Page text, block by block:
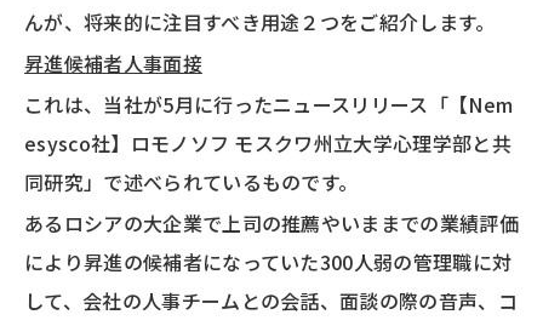
んが、将来的に注目すべき用途２つをご紹介します。
昇進候補者人事面接
これは、当社が5月に行ったニュースリリース「【Nem
esysco社】ロモノソフ モスクワ州立大学心理学部と共
同研究」で述べられているものです。
あるロシアの大企業で上司の推薦やいままでの業績評価
により昇進の候補者になっていた300人弱の管理職に対
して、会社の人事チームとの会話、面談の際の音声、コ